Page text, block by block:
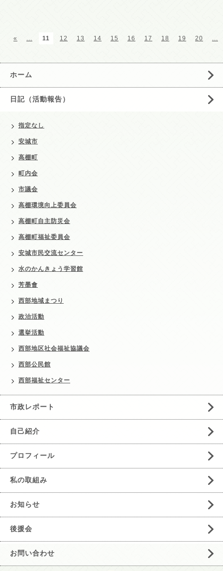
« ... 11 12 13 14 15 16 17 18 19 20 ...
ホーム
日記（活動報告）
指定なし
安城市
高棚町
町内会
市議会
高棚環境向上委員会
高棚町自主防災会
高棚町福祉委員会
安城市民交流センター
水のかんきょう学習館
芳墨會
西部地域まつり
政治活動
選挙活動
西部地区社会福祉協議会
西部公民館
西部福祉センター
市政レポート
自己紹介
プロフィール
私の取組み
お知らせ
後援会
お問い合わせ